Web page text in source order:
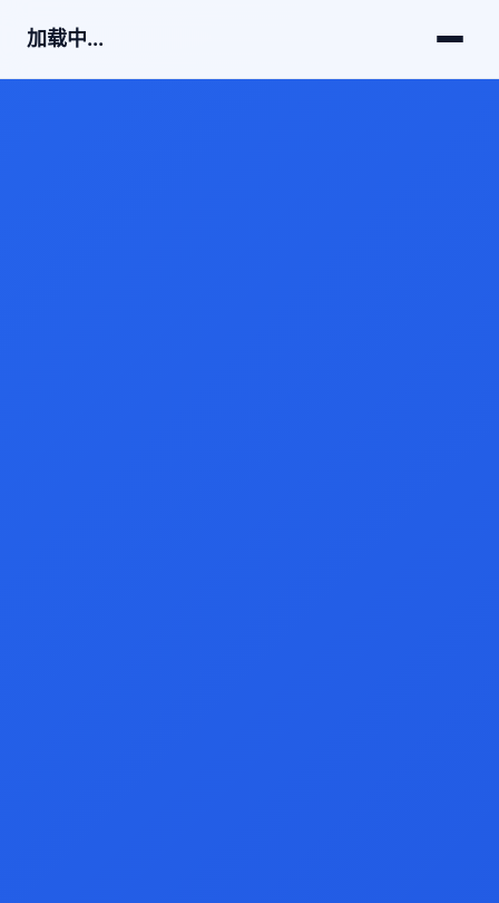
加载中...